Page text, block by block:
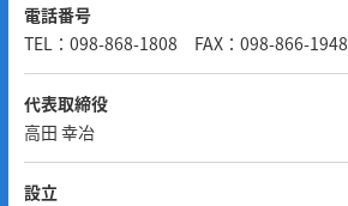
電話番号
TEL：098-868-1808 FAX：098-866-1948
代表取締役
高田 幸冶
設立